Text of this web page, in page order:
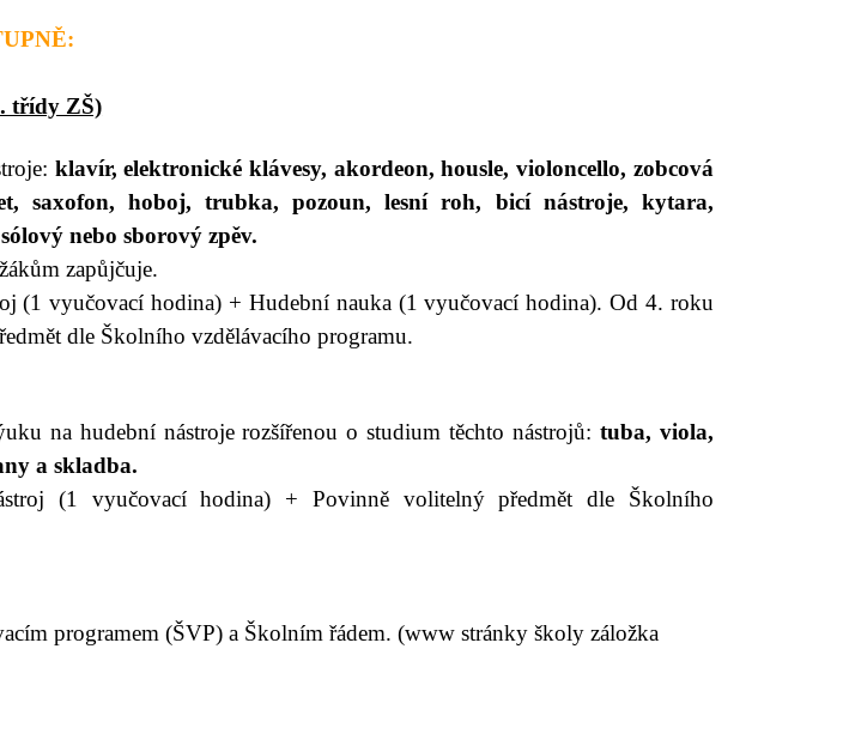
třídy ZŠ)
klavír, elektronické klávesy, akordeon, housle, violoncello, zobcová
saxofon, hoboj, trubka, pozoun, lesní roh, bicí nástroje, kytara,
nebo sborový zpěv.
zapůjčuje.
(1 vyučovací hodina) + Hudební nauka (1 vyučovací hodina). Od 4. roku
dle Školního vzdělávacího programu.
na hudební nástroje rozšířenou o studium těchto nástrojů:tuba, viola,
a skladba.
(1 vyučovací hodina) + Povinně volitelný předmět dle Školního
programem (ŠVP) a Školním řádem. (www stránky školy záložka